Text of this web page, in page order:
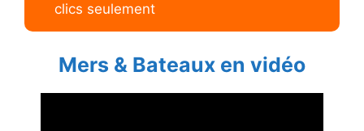
clics seulement
Mers & Bateaux en vidéo